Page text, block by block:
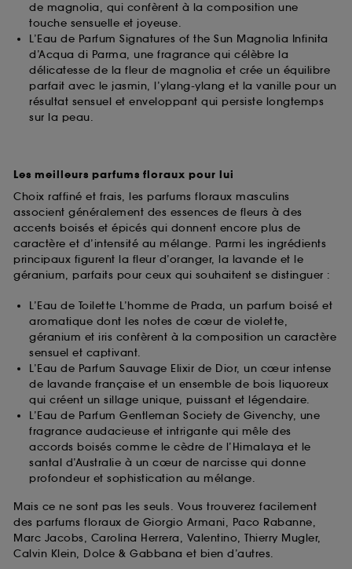
de magnolia, qui confèrent à la composition une
touche sensuelle et joyeuse.
L’Eau de Parfum Signatures of the Sun Magnolia Infinita
d’Acqua di Parma, une fragrance qui célèbre la
délicatesse de la fleur de magnolia et crée un équilibre
parfait avec le jasmin, l’ylang-ylang et la vanille pour un
résultat sensuel et enveloppant qui persiste longtemps
sur la peau.
Les meilleurs parfums floraux pour lui
Choix raffiné et frais, les parfums floraux masculins
associent généralement des essences de fleurs à des
accents boisés et épicés qui donnent encore plus de
caractère et d’intensité au mélange. Parmi les ingrédients
principaux figurent la fleur d’oranger, la lavande et le
géranium, parfaits pour ceux qui souhaitent se distinguer :
L’Eau de Toilette L’homme de Prada, un parfum boisé et
aromatique dont les notes de cœur de violette,
géranium et iris confèrent à la composition un caractère
sensuel et captivant.
L’Eau de Parfum Sauvage Elixir de Dior, un cœur intense
de lavande française et un ensemble de bois liquoreux
qui créent un sillage unique, puissant et légendaire.
L’Eau de Parfum Gentleman Society de Givenchy, une
fragrance audacieuse et intrigante qui mêle des
accords boisés comme le cèdre de l’Himalaya et le
santal d’Australie à un cœur de narcisse qui donne
profondeur et sophistication au mélange.
Mais ce ne sont pas les seuls. Vous trouverez facilement
des parfums floraux de Giorgio Armani, Paco Rabanne,
Marc Jacobs, Carolina Herrera, Valentino, Thierry Mugler,
Calvin Klein, Dolce & Gabbana et bien d’autres.